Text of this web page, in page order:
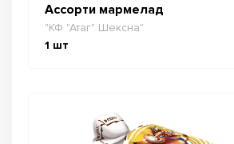
Ассорти мармелад
"КФ "Атаг" Шексна"
1 шт